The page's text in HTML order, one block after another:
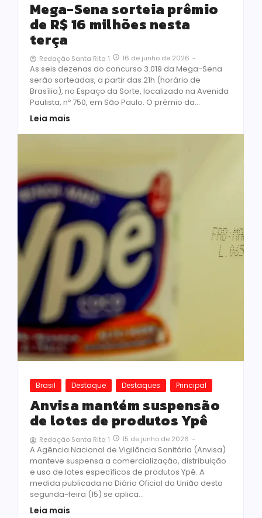
Mega-Sena sorteia prêmio
de R$ 16 milhões nesta
terça
Redação Santa Rita 1 16 de junho de 2026 -
As seis dezenas do concurso 3.019 da Mega-Sena
serão sorteadas, a partir das 21h (horário de
Brasília), no Espaço da Sorte, localizado na Avenida
Paulista, nº 750, em São Paulo. O prêmio da...
Leia mais
Brasil Destaque Destaques Principal
Anvisa mantém suspensão
de lotes de produtos Ypê
Redação Santa Rita 1 15 de junho de 2026 -
A Agência Nacional de Vigilância Sanitária (Anvisa)
manteve suspensa a comercialização, distribuição
e uso de lotes específicos de produtos Ypê. A
medida publicada no Diário Oficial da União desta
segunda-feira (15) se aplica...
Leia mais